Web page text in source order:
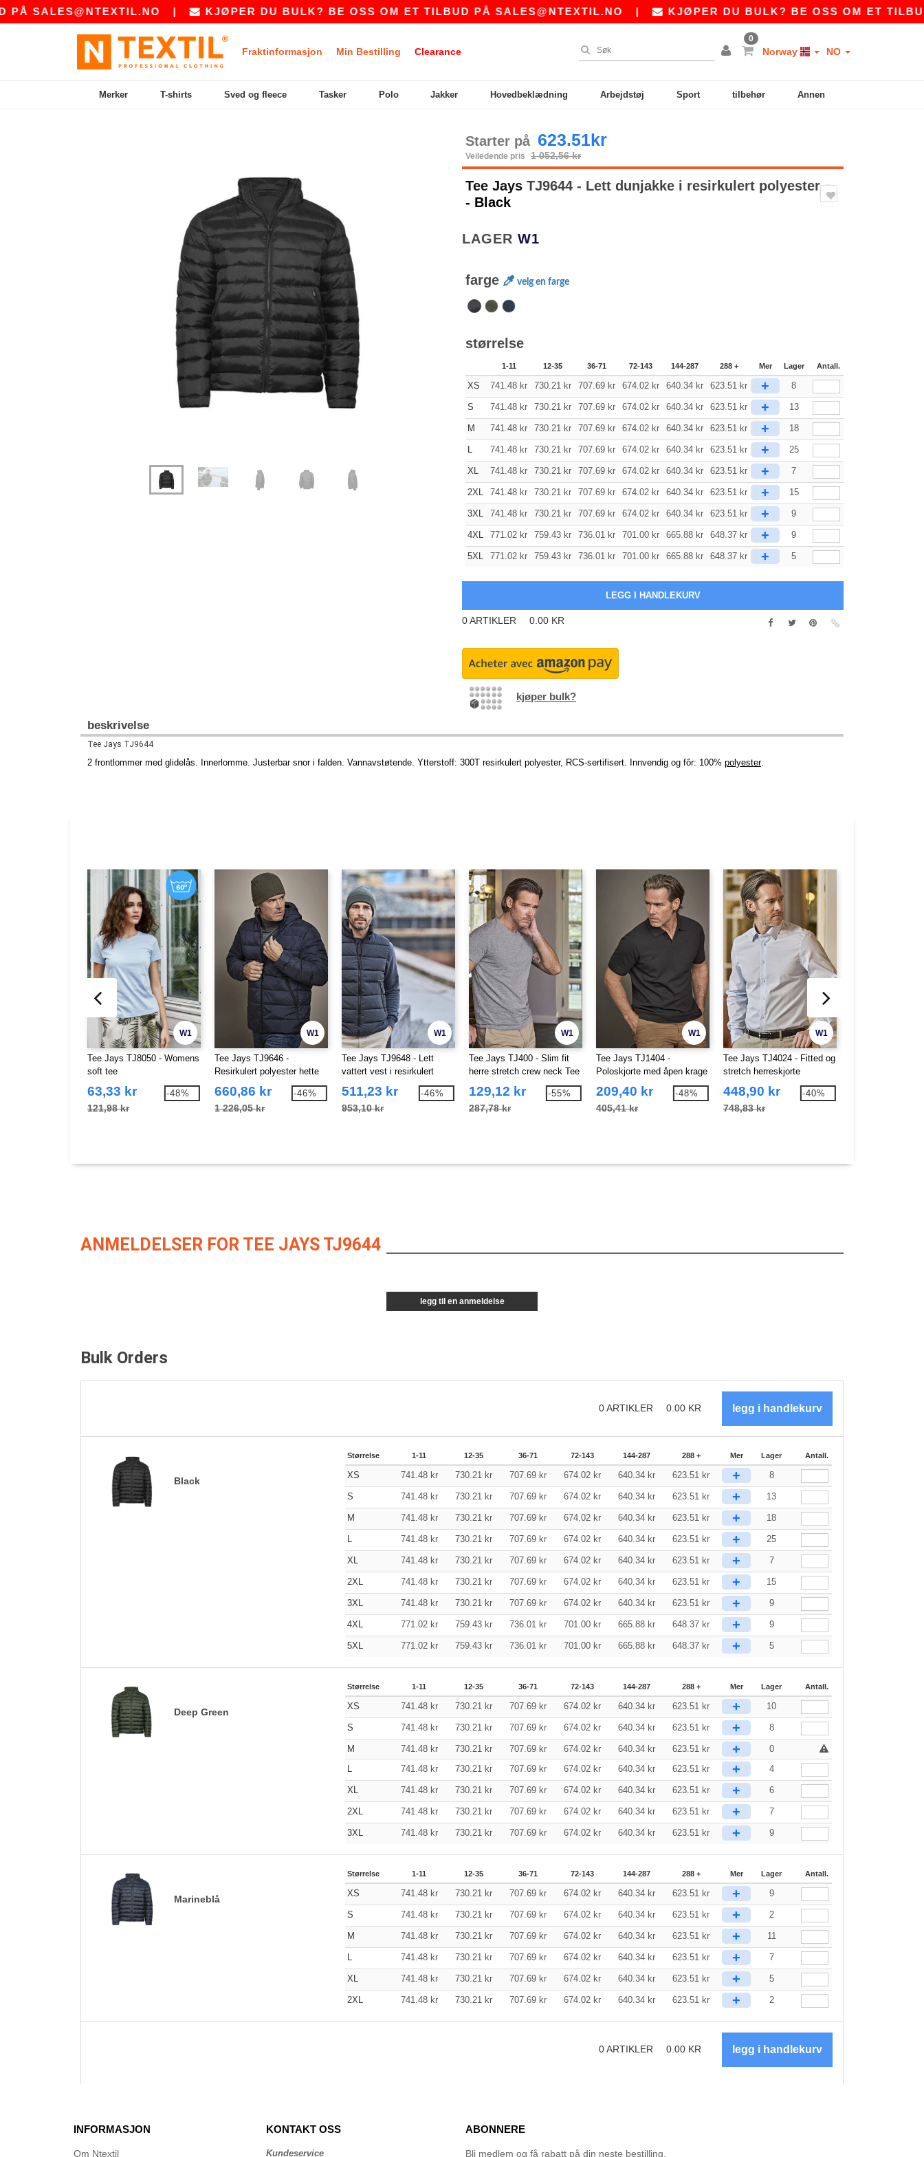
| KJØPER DU BULK? BE OSS OM ET TILBUD PÅSALES@NTEXTIL.NO| KJØPER DU BULK? BE OSS OM ET TILBUD PÅ
Fraktinformasjon Min Bestilling Clearance
0
Norway NO
Merker T-shirts Sved og fleece Tasker Polo Jakker Hovedbeklædning Arbejdstøj Sport tilbehør Annen
Previous
Next
Starter på 623.51kr
Veiledende pris 1 052,56 kr
Tee Jays TJ9644 - Lett dunjakke i resirkulert polyester
- Black
LAGER W1
farge velg en farge
størrelse
1-11 12-35 36-71 72-143 144-287 288 + Mer Lager Antall.
XS 741.48 kr 730.21 kr 707.69 kr 674.02 kr 640.34 kr 623.51 kr + 8
S 741.48 kr 730.21 kr 707.69 kr 674.02 kr 640.34 kr 623.51 kr + 13
M 741.48 kr 730.21 kr 707.69 kr 674.02 kr 640.34 kr 623.51 kr + 18
L 741.48 kr 730.21 kr 707.69 kr 674.02 kr 640.34 kr 623.51 kr + 25
XL 741.48 kr 730.21 kr 707.69 kr 674.02 kr 640.34 kr 623.51 kr + 7
2XL 741.48 kr 730.21 kr 707.69 kr 674.02 kr 640.34 kr 623.51 kr + 15
3XL 741.48 kr 730.21 kr 707.69 kr 674.02 kr 640.34 kr 623.51 kr + 9
4XL 771.02 kr 759.43 kr 736.01 kr 701.00 kr 665.88 kr 648.37 kr + 9
5XL 771.02 kr 759.43 kr 736.01 kr 701.00 kr 665.88 kr 648.37 kr + 5
0ARTIKLER 0.00 KR
kjøper bulk?
beskrivelse
Tee Jays TJ9644
2 frontlommer med glidelås. Innerlomme. Justerbar snor i falden. Vannavstøtende. Ytterstoff: 300T resirkulert polyester, RCS-sertifisert. Innvendig og fôr: 100% polyester.
W1
Tee Jays TJ8050 - Womens
soft tee
63,33 kr
121,98 kr
-48%
W1
Tee Jays TJ9646 -
Resirkulert polyester hette
660,86 kr
1 226,05 kr
-46%
W1
Tee Jays TJ9648 - Lett
vattert vest i resirkulert
511,23 kr
953,10 kr
-46%
W1
Tee Jays TJ400 - Slim fit
herre stretch crew neck Tee
129,12 kr
287,78 kr
-55%
W1
Tee Jays TJ1404 -
Poloskjorte med åpen krage
209,40 kr
405,41 kr
-48%
W1
Tee Jays TJ4024 - Fitted og
stretch herreskjorte
448,90 kr
748,83 kr
-40%
ANMELDELSER FOR TEE JAYS TJ9644
legg til en anmeldelse
Bulk Orders
0ARTIKLER 0.00 KR
Black
Størrelse 1-11 12-35 36-71 72-143 144-287 288 + Mer Lager Antall.
XS 741.48 kr 730.21 kr 707.69 kr 674.02 kr 640.34 kr 623.51 kr + 8
S 741.48 kr 730.21 kr 707.69 kr 674.02 kr 640.34 kr 623.51 kr + 13
M 741.48 kr 730.21 kr 707.69 kr 674.02 kr 640.34 kr 623.51 kr + 18
741.48 kr 730.21 kr 707.69 kr 674.02 kr 640.34 kr 623.51 kr + 25
XL 741.48 kr 730.21 kr 707.69 kr 674.02 kr 640.34 kr 623.51 kr + 7
2XL 741.48 kr 730.21 kr 707.69 kr 674.02 kr 640.34 kr 623.51 kr + 15
3XL 741.48 kr 730.21 kr 707.69 kr 674.02 kr 640.34 kr 623.51 kr + 9
4XL 771.02 kr 759.43 kr 736.01 kr 701.00 kr 665.88 kr 648.37 kr + 9
5XL 771.02 kr 759.43 kr 736.01 kr 701.00 kr 665.88 kr 648.37 kr + 5
Deep Green
Størrelse 1-11 12-35 36-71 72-143 144-287 288 + Mer Lager Antall.
XS 741.48 kr 730.21 kr 707.69 kr 674.02 kr 640.34 kr 623.51 kr + 10
S 741.48 kr 730.21 kr 707.69 kr 674.02 kr 640.34 kr 623.51 kr + 8
M 741.48 kr 730.21 kr 707.69 kr 674.02 kr 640.34 kr 623.51 kr +
0
741.48 kr 730.21 kr 707.69 kr 674.02 kr 640.34 kr 623.51 kr + 4
XL 741.48 kr 730.21 kr 707.69 kr 674.02 kr 640.34 kr 623.51 kr + 6
2XL 741.48 kr 730.21 kr 707.69 kr 674.02 kr 640.34 kr 623.51 kr + 7
3XL 741.48 kr 730.21 kr 707.69 kr 674.02 kr 640.34 kr 623.51 kr + 9
Marineblå
Størrelse 1-11 12-35 36-71 72-143 144-287 288 + Mer Lager Antall.
XS 741.48 kr 730.21 kr 707.69 kr 674.02 kr 640.34 kr 623.51 kr + 9
S 741.48 kr 730.21 kr 707.69 kr 674.02 kr 640.34 kr 623.51 kr + 2
M 741.48 kr 730.21 kr 707.69 kr 674.02 kr 640.34 kr 623.51 kr + 11
741.48 kr 730.21 kr 707.69 kr 674.02 kr 640.34 kr 623.51 kr + 7
XL 741.48 kr 730.21 kr 707.69 kr 674.02 kr 640.34 kr 623.51 kr + 5
2XL 741.48 kr 730.21 kr 707.69 kr 674.02 kr 640.34 kr 623.51 kr + 2
0ARTIKLER 0.00 KR
INFORMASJON
Om Ntextil
KONTAKT OSS
Kundeservice
ABONNERE
Bli medlem og få rabatt på din neste bestilling.